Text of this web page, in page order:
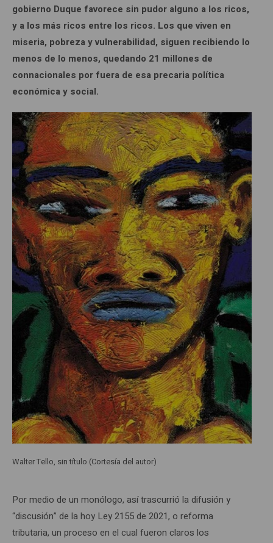
gobierno Duque favorece sin pudor alguno a los ricos,
y a los más ricos entre los ricos. Los que viven en
miseria, pobreza y vulnerabilidad, siguen recibiendo lo
menos de lo menos, quedando 21 millones de
connacionales por fuera de esa precaria política
económica y social.
Walter Tello, sin título (Cortesía del autor)
Por medio de un monólogo, así trascurrió la difusión y
“discusión” de la hoy Ley 2155 de 2021, o reforma
tributaria, un proceso en el cual fueron claros los